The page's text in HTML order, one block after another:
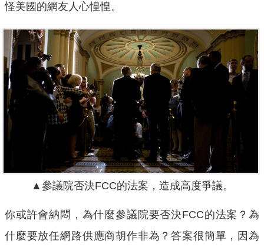
怪美國的網友人心惶惶。
▲參議院否決FCC的法案，造成高度爭議。
你或許會納悶，為什麼參議院要否決FCC的法案？為
什麼要放任網路供應商胡作非為？答案很簡單，因為